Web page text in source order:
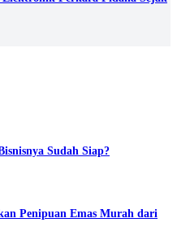
Sudah Siap?
Penipuan Emas Murah dari